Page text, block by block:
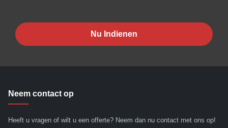
Nu Indienen
Neem contact op
Heeft u vragen of wilt u een offerte? Neem dan nu contact met ons op!